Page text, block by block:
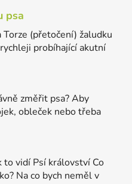
psa
(přetočení) žaludku
probíhající akutní
změřit psa? Aby
obleček nebo třeba
to vidí Psí království Co
Na co bych neměl v